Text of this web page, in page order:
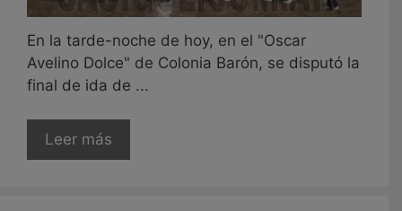
En la tarde-noche de hoy, en el "Oscar
Avelino Dolce" de Colonia Barón, se disputó la
final de ida de ...
Leer más